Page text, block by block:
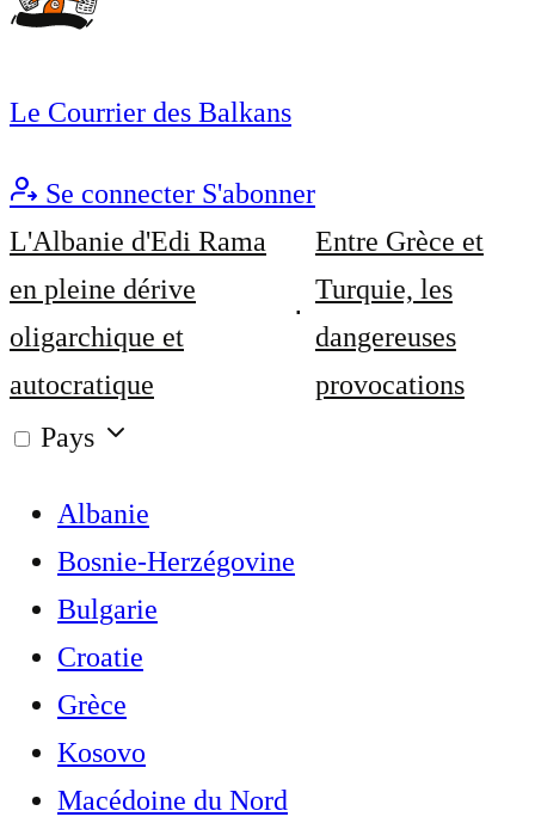
Le Courrier des Balkans
Se connecter S'abonner
L'Albanie d'Edi Rama
en pleine dérive
oligarchique et
autocratique
Entre Grèce et
Turquie, les
dangereuses
provocations
Pays
Albanie
Bosnie-Herzégovine
Bulgarie
Croatie
Grèce
Kosovo
Macédoine du Nord